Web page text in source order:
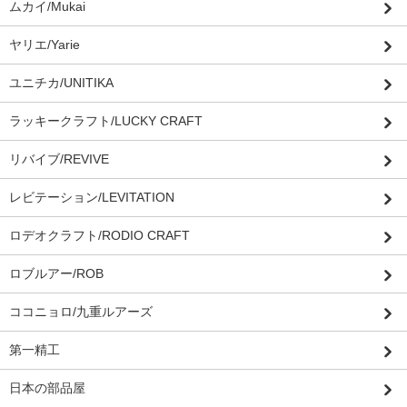
ムカイ/Mukai
ヤリエ/Yarie
ユニチカ/UNITIKA
ラッキークラフト/LUCKY CRAFT
リバイブ/REVIVE
レビテーション/LEVITATION
ロデオクラフト/RODIO CRAFT
ロブルアー/ROB
ココニョロ/九重ルアーズ
第一精工
日本の部品屋